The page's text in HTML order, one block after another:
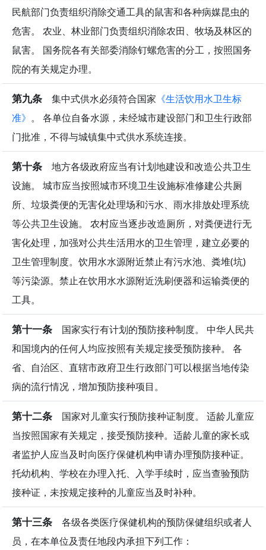
民航部门负责组织消除交通工具的鼠害和各种病媒昆虫的
危害。 农业、林业部门负责组织消除农田、牧场及林区的
鼠害。 国务院各有关部委消除钉螺危害的分工，按照国务
院的有关规定办理。
第九条 集中式供水必须符合国家 《生活饮用水卫生标
准》 。 各单位自备水源，未经城市建设部门和卫生行政部
门批准，不得与城镇集中式供水系统连接。
第十条 地方各级政府应当有计划地建设和改造公共卫生
设施。 城市应当按照城市环境卫生设施标准修建公共厕
所、垃圾粪便的无害化处理场和污水、雨水排放处理系统
等公共卫生设施。 农村应当逐步改造厕所，对粪便进行无
害化处理，加强对公共生活用水的卫生管理，建立必要的
卫生管理制度。饮用水水源附近禁止有污水池、粪堆(坑)
等污染源。禁止在饮用水水源附近洗刷便器和运输粪便的
工具。
第十一条 国家实行有计划的预防接种制度。 中华人民共
和国境内的任何人均应按照有关规定接受预防接种。 各
省、自治区、直辖市政府卫生行政部门可以根据当地传染
病的流行情况，增加预防接种项目。
第十二条 国家对儿童实行预防接种证制度。 适龄儿童应
当按照国家有关规定，接受预防接种。适龄儿童的家长或
者监护人应当及时向医疗保健机构申请办理预防接种证。
托幼机构、学校在办理入托、入学手续时，应当查验预防
接种证，未按规定接种的儿童应当及时补种。
第十三条 各级各类医疗保健机构的预防保健组织或者人
员，在本单位及责任地段内承担下列工作：